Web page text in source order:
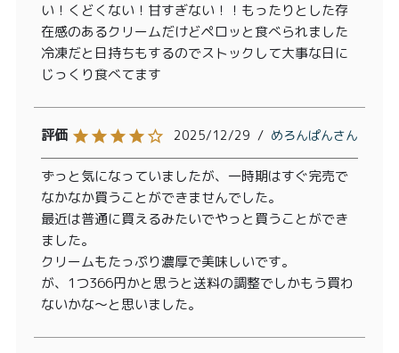
い！くどくない！甘すぎない！！もったりとした存
在感のあるクリームだけどペロッと食べられました
冷凍だと日持ちもするのでストックして大事な日に
じっくり食べてます
めろんぱん
2025/12/29
ずっと気になっていましたが、一時期はすぐ完売で
なかなか買うことができませんでした。
最近は普通に買えるみたいでやっと買うことができ
ました。
クリームもたっぷり濃厚で美味しいです。
が、1つ366円かと思うと送料の調整でしかもう買わ
ないかな〜と思いました。